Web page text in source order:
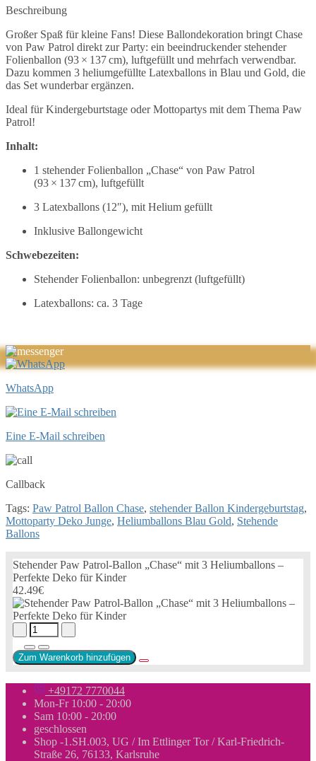
Beschreibung
Großer Spaß für kleine Fans! Diese Ballondekoration bringt Chase
von Paw Patrol direkt zur Party: ein beeindruckender stehender
Folienballon (93 × 137 cm), luftgefüllt und mehrfach verwendbar.
Dazu kommen 3 heliumgefüllte Latexballons in Blau und Gold, die
das Set wunderbar ergänzen.
Ideal für Kindergeburtstage oder Mottopartys mit dem Thema Paw
Patrol!
Inhalt:
1 stehender Folienballon „Chase“ von Paw Patrol
(93 × 137 cm), luftgefüllt
3 Latexballons (12″), mit Helium gefüllt
Inklusive Ballongewicht
Schwebezeiten:
Stehender Folienballon: unbegrenzt (luftgefüllt)
Latexballons: ca. 3 Tage
WhatsApp
Eine E-Mail schreiben
Callback
Tags: Paw Patrol Ballon Chase, stehender Ballon Kindergeburtstag,
Mottoparty Deko Junge, Heliumballons Blau Gold, Stehende
Ballons
Stehender Paw Patrol-Ballon „Chase“ mit 3 Heliumballons –
Perfekte Deko für Kinder
42.49€
Zum Warenkorb hinzufügen
+49172 7770044
Mon-Fr 10:00 - 20:00
Sam 10:00 - 20:00
geschlossen
Shop -1.SH.003, UG / Im Ettlinger Tor / Karl-Friedrich-
Straße 26, 76133, Karlsruhe